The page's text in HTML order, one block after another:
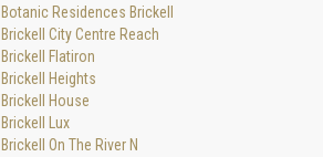
Botanic Residences Brickell
Brickell City Centre Reach
Brickell Flatiron
Brickell Heights
Brickell House
Brickell Lux
Brickell On The River N